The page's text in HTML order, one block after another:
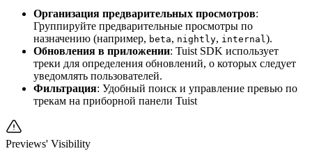
Организация предварительных просмотров:
Группируйте предварительные просмотры по
назначению (например, beta, nightly, internal ).
Обновления в приложении: Tuist SDK использует
треки для определения обновлений, о которых следует
уведомлять пользователей.
Фильтрация: Удобный поиск и управление превью по
трекам на приборной панели Tuist
Previews' Visibility